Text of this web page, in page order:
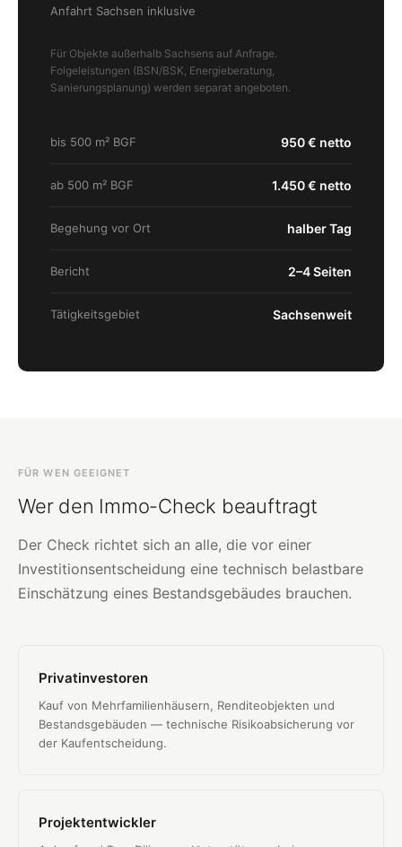
Anfahrt Sachsen inklusive
Für Objekte außerhalb Sachsens auf Anfrage.
Folgeleistungen (BSN/BSK, Energieberatung,
Sanierungsplanung) werden separat angeboten.
bis 500 m² BGF 950 € netto
ab 500 m² BGF 1.450 € netto
Begehung vor Ort halber Tag
Bericht 2–4 Seiten
Tätigkeitsgebiet Sachsenweit
FÜR WEN GEEIGNET
Wer den Immo-Check beauftragt
Der Check richtet sich an alle, die vor einer
Investitionsentscheidung eine technisch belastbare
Einschätzung eines Bestandsgebäudes brauchen.
Privatinvestoren
Kauf von Mehrfamilienhäusern, Renditeobjekten und
Bestandsgebäuden — technische Risikoabsicherung vor
der Kaufentscheidung.
Projektentwickler